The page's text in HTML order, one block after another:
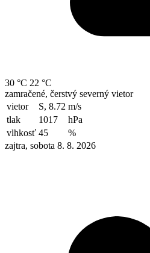
30 °C 22 °C
zamračené, čerstvý severný vietor
vietor
S, 8.72 m/s
tlak
1017
hPa
vlhkosť 45
%
zajtra, sobota 8. 8. 2026